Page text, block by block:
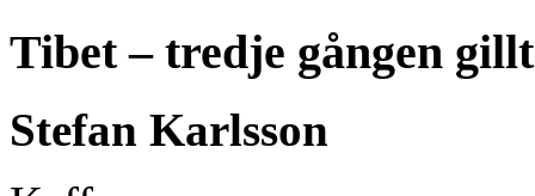
Tibet – tredje gången gillt
Stefan Karlsson